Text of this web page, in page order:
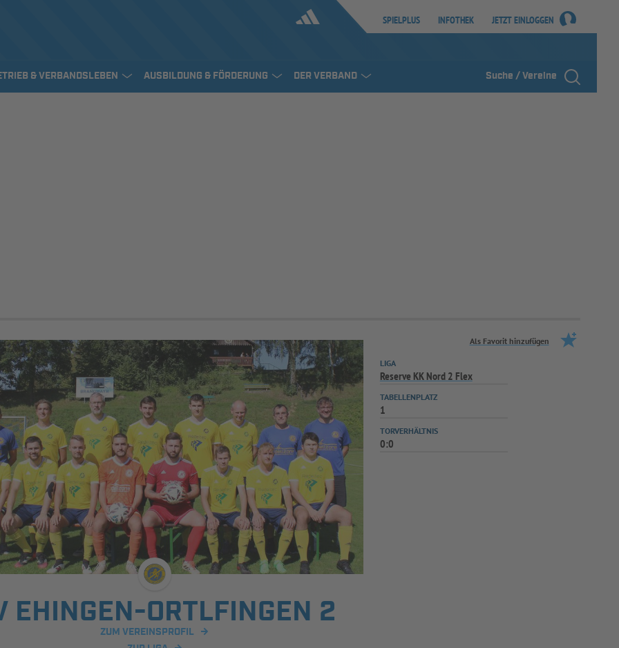
SPIELPLUS INFOTHEK JETZT EINLOGGEN
& VERBANDSLEBEN AUSBILDUNG & FÖRDERUNG DER VERBAND Suche / Vereine
Als Favorit hinzufügen
EHINGEN-ORTLFINGEN 2
ZUM VEREINSPROFIL
LIGA
Reserve KK Nord 2 Flex
TABELLENPLATZ
1
TORVERHÄLTNIS
0:0